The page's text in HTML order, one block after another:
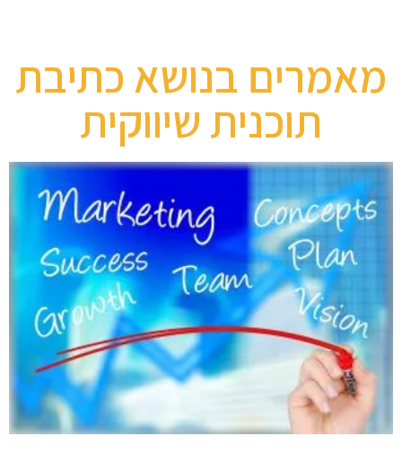
מאמרים בנושא כתיבת
תוכנית שיווקית